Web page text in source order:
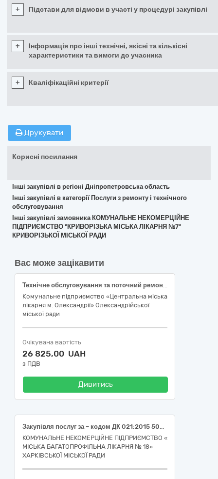
+ Підстави для відмови в участі у процедурі закупівлі
+
Інформація про інші технічні, якісні та кількісні
характеристики та вимоги до учасника
+ Кваліфікаційні критерії
Друкувати
Корисні посилання
Інші закупівлі в регіоні Дніпропетровська область
Інші закупівлі в категорії Послуги з ремонту і технічного
обслуговування
Інші закупівлі замовника КОМУНАЛЬНЕ НЕКОМЕРЦІЙНЕ
ПІДПРИЄМСТВО "КРИВОРІЗЬКА МІСЬКА ЛІКАРНЯ №7"
КРИВОРІЗЬКОЇ МІСЬКОЇ РАДИ
Вас може зацікавити
Технічне обслуговування та поточний ремонт аналізаторів автоматичних гематологічних Micros ES 60 згідно ДК 021:2015 – 50420000-5 «Послуги з ремонту і технічного обслуговування медичного та хірургічного обладнання»
Комунальне підприємство «Центральна міська
лікарня м. Олександрії» Олександрійської
міської ради
Очікувана вартість
26 825,00 UAH
з ПДВ
Дивитись
Закупівля послуг за – кодом ДК 021:2015 50420000-5 Послуги з ремонту і технічного обслуговування медичного та хірургічного обладнання (Технічне обслуговування аналізатора електролітів GE300 (K+, Na+, Cl-, REF) (серійний номер 1351230193353, інвентарний номер 10470003); Технічне обслуговування автоматичного біохімічного аналізатора DS-261 (серійний номер DSMH001, інвентарний номер 10474547))
КОМУНАЛЬНЕ НЕКОМЕРЦІЙНЕ ПІДПРИЄМСТВО «
МІСЬКА БАГАТОПРОФІЛЬНА ЛІКАРНЯ № 18»
ХАРКІВСЬКОЇ МІСЬКОЇ РАДИ